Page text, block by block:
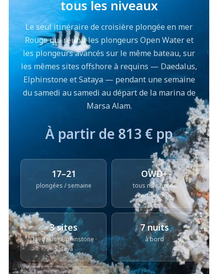
tous les niveaux
Le seul itinéraire de croisière plongée en mer
Rouge qui réunit les plongeurs Open Water et
les plongeurs avancés sur le même bateau, sur
les mêmes sites offshore à requins — Daedalus,
Elphinstone et Sataya — pendant une semaine
du samedi au samedi au départ de la marina de
Marsa Alam.
À partir de 813 € pp
17–21
plongées / semaine
OWD+
tous niveaux de
certification
3 sites
Daedalus · Elphinstone ·
Sataya
7 nuits
à bord